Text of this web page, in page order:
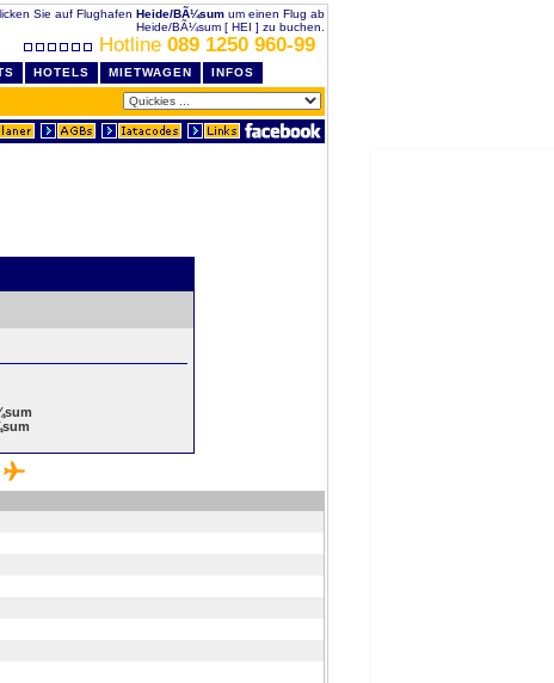
Sie auf Flughafen Heide/BÃ¼sum um einen Flug ab
Heide/BÃ¼sum [ HEI ] zu buchen.
Hotline 089 1250 960-99
HOTELS MIETWAGEN INFOS